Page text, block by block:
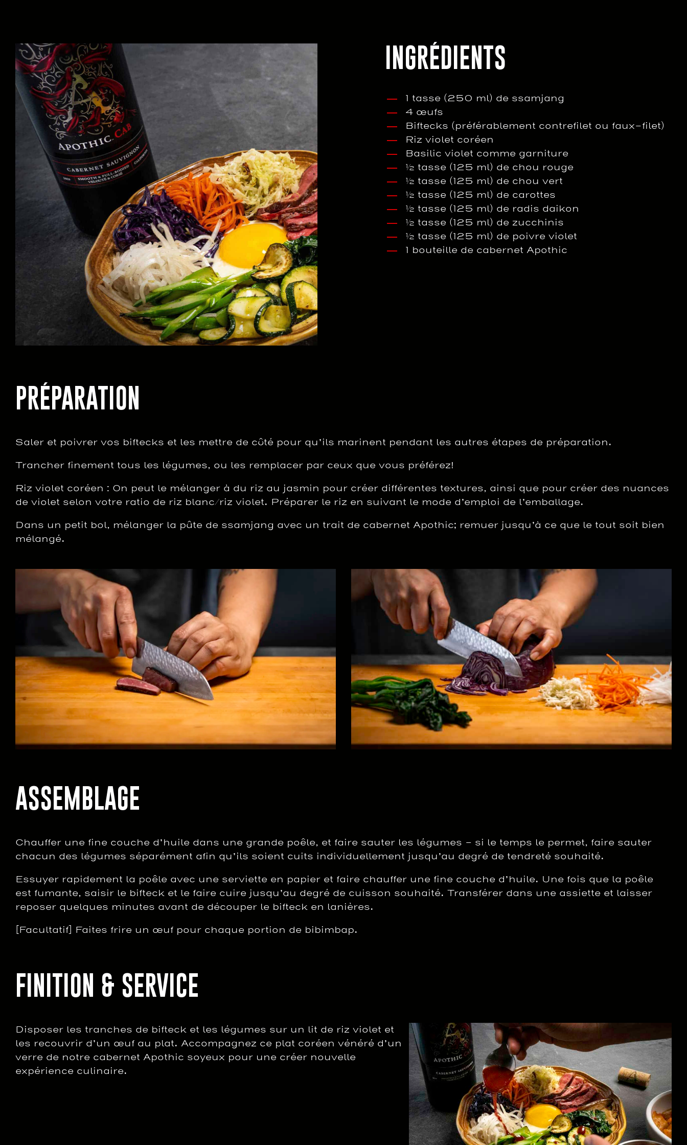
INGRÉDIENTS
1 tasse (250 ml) de ssamjang
4 œufs
Biftecks (préférablement contrefilet ou faux-filet)
Riz violet coréen
Basilic violet comme garniture
½ tasse (125 ml) de chou rouge
½ tasse (125 ml) de chou vert
½ tasse (125 ml) de carottes
½ tasse (125 ml) de radis daikon
½ tasse (125 ml) de zucchinis
½ tasse (125 ml) de poivre violet
1 bouteille de cabernet Apothic
PRÉPARATION
Saler et poivrer vos biftecks et les mettre de côté pour qu’ils marinent pendant les autres étapes de préparation.
Trancher finement tous les légumes, ou les remplacer par ceux que vous préférez!
Riz violet coréen : On peut le mélanger à du riz au jasmin pour créer différentes textures, ainsi que pour créer des nuances
de violet selon votre ratio de riz blanc/riz violet. Préparer le riz en suivant le mode d’emploi de l’emballage.
Dans un petit bol, mélanger la pâte de ssamjang avec un trait de cabernet Apothic; remuer jusqu’à ce que le tout soit bien
mélangé.
ASSEMBLAGE
Chauffer une fine couche d’huile dans une grande poêle, et faire sauter les légumes – si le temps le permet, faire sauter
chacun des légumes séparément afin qu’ils soient cuits individuellement jusqu’au degré de tendreté souhaité.
Essuyer rapidement la poêle avec une serviette en papier et faire chauffer une fine couche d’huile. Une fois que la poêle
est fumante, saisir le bifteck et le faire cuire jusqu’au degré de cuisson souhaité. Transférer dans une assiette et laisser
reposer quelques minutes avant de découper le bifteck en lanières.
[Facultatif] Faites frire un œuf pour chaque portion de bibimbap.
FINITION & SERVICE
Disposer les tranches de bifteck et les légumes sur un lit de riz violet et
les recouvrir d’un œuf au plat. Accompagnez ce plat coréen vénéré d’un
verre de notre cabernet Apothic soyeux pour une créer nouvelle
expérience culinaire.